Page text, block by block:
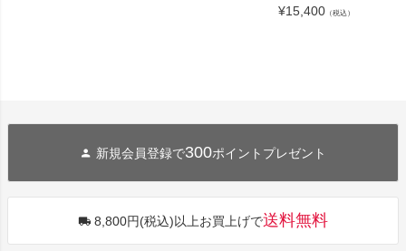
¥15,400（税込）
新規会員登録で300ポイントプレゼント
8,800円(税込)以上お買上げで送料無料